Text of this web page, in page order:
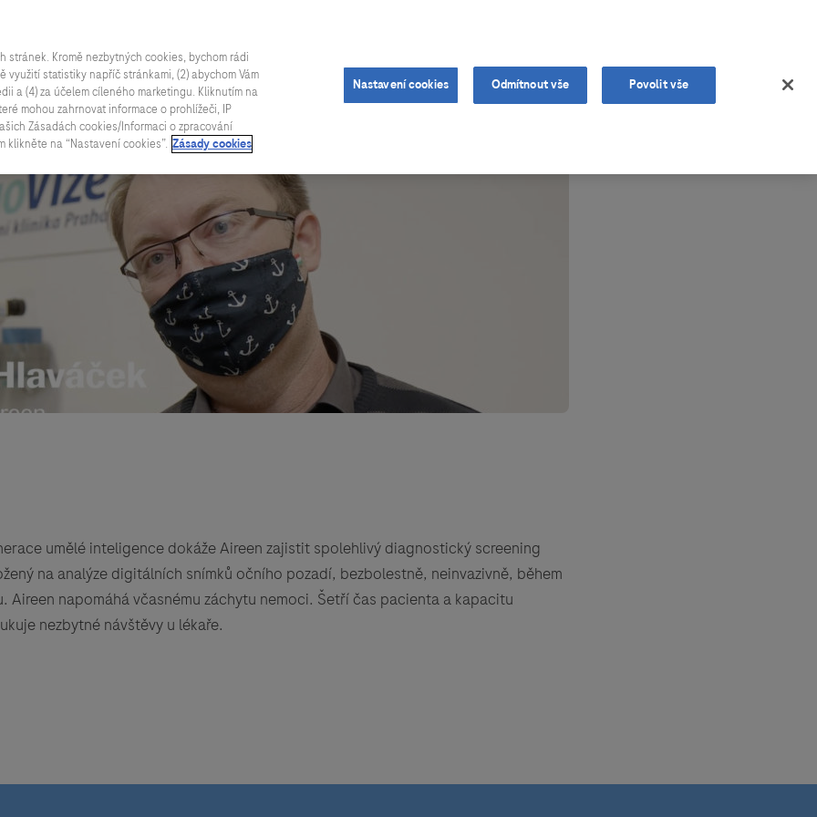
umělé inteligence dokáže Aireen zajistit spolehlivý diagnostický screening
na analýze digitálních snímků očního pozadí, bezbolestně, neinvazivně, během
Aireen napomáhá včasnému záchytu nemoci. Šetří čas pacienta a kapacitu
nezbytné návštěvy u lékaře.
stránek. Kromě nezbytných cookies, bychom rádi
statistiky napříč stránkami, (2) abychom Vám
a (4) za účelem cíleného marketingu. Kliknutím na
mohou zahrnovat informace o prohlížeči, IP
Zásadách cookies/Informaci o zpracování
na “Nastavení cookies”. Zásady cookies
Nastavení cookies Odmítnout vše Povolit vše